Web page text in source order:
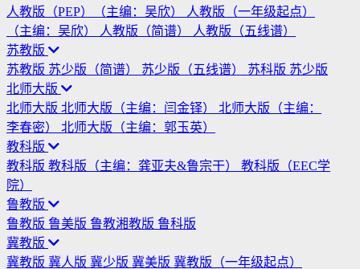
人教版（PEP）（主编：吴欣）
人教版（一年级起点）
（主编：吴欣）
人教版（简谱）
人教版（五线谱）
苏教版
苏教版 苏少版（简谱） 苏少版（五线谱） 苏科版 苏少版
北师大版
北师大版 北师大版（主编：闫金铎） 北师大版（主编：
李春密） 北师大版（主编：郭玉英）
教科版
教科版 教科版（主编：龚亚夫&鲁宗干） 教科版（EEC学
院）
鲁教版
鲁教版 鲁美版 鲁教湘教版 鲁科版
冀教版
冀教版 冀人版 冀少版 冀美版 冀教版（一年级起点）